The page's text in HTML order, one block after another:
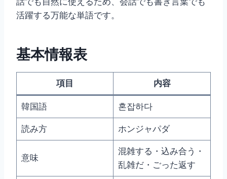
活躍する万能な単語です。
基本情報表
項目 内容
韓国語 혼잡하다
読み方 ホンジャパダ
意味
混雑する・込み合う・
乱雑だ・ごった返す